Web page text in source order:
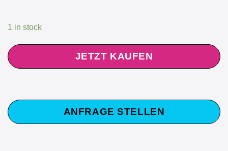
1 in stock
JETZT KAUFEN
ANFRAGE STELLEN